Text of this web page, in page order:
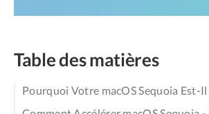
Table des matières
Pourquoi Votre macOS Sequoia Est-Il